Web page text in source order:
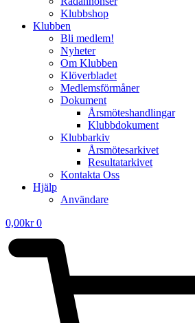
Klubbshop
Klubben
Bli medlem!
Nyheter
Om Klubben
Klöverbladet
Medlemsförmåner
Dokument
Årsmöteshandlingar
Klubbdokument
Klubbarkiv
Årsmötesarkivet
Resultatarkivet
Kontakta Oss
Hjälp
Användare
0,00kr 0